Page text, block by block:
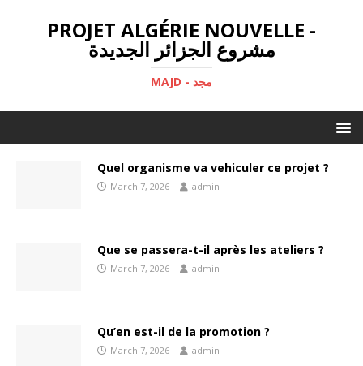
PROJET ALGÉRIE NOUVELLE -
مشروع الجزائر الجديدة
MAJD - مجد
Quel organisme va vehiculer ce projet ?
March 7, 2026 admin
Que se passera-t-il après les ateliers ?
March 7, 2026 admin
Qu’en est-il de la promotion ?
March 7, 2026 admin